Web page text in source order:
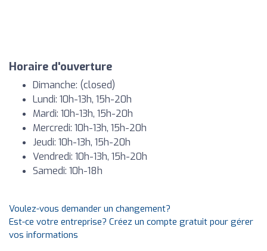
Horaire d'ouverture
Dimanche: (closed)
Lundi: 10h-13h, 15h-20h
Mardi: 10h-13h, 15h-20h
Mercredi: 10h-13h, 15h-20h
Jeudi: 10h-13h, 15h-20h
Vendredi: 10h-13h, 15h-20h
Samedi: 10h-18h
Voulez-vous demander un changement?
Est-ce votre entreprise? Créez un compte gratuit pour gérer
vos informations